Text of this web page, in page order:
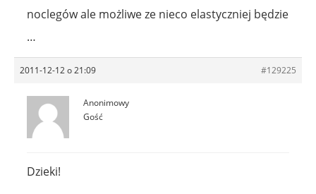
noclegów ale możliwe ze nieco elastyczniej będzie
…
2011-12-12 o 21:09 #129225
Anonimowy
Gość
Dzieki!